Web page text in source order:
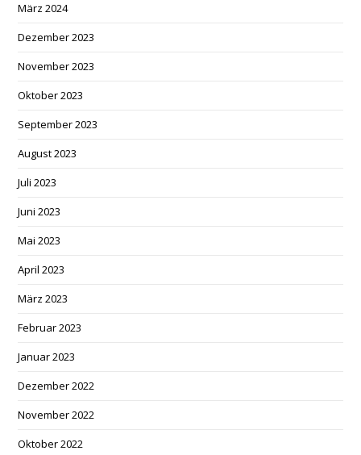
März 2024
Dezember 2023
November 2023
Oktober 2023
September 2023
August 2023
Juli 2023
Juni 2023
Mai 2023
April 2023
März 2023
Februar 2023
Januar 2023
Dezember 2022
November 2022
Oktober 2022